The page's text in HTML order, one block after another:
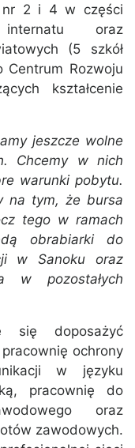
nr 2 i 4 w części
internatu oraz
(5 szkół
Centrum Rozwoju
kształcenie
jeszcze wolne
Chcemy w nich
warunki pobytu.
na tym, że bursa
tego w ramach
obrabiarki do
w Sanoku oraz
w pozostałych
się doposażyć
ochrony
w języku
pracownię do
oraz
zawodowych.